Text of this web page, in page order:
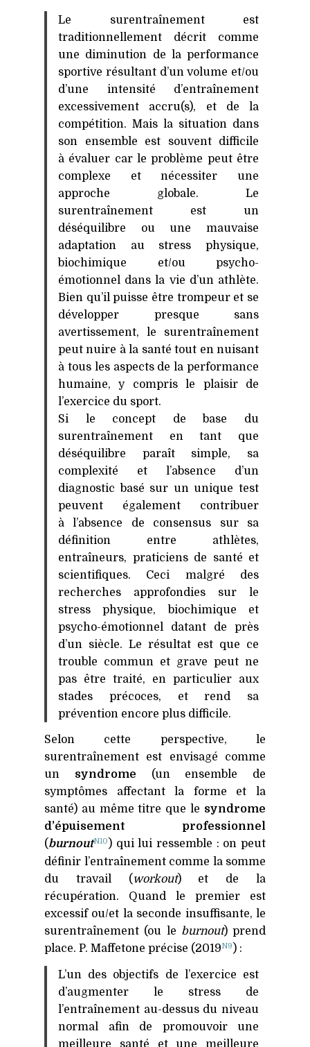
Le surentraînement est
traditionnellement décrit comme
une diminution de la performance
sportive résultant d’un volume et/ou
d’une intensité d’entraînement
excessivement accru(s), et de la
compétition. Mais la situation dans
son ensemble est souvent difficile
à évaluer car le problème peut être
complexe et nécessiter une
approche globale. Le
surentraînement est un
déséquilibre ou une mauvaise
adaptation au stress physique,
biochimique et/ou psycho-
émotionnel dans la vie d’un athlète.
Bien qu’il puisse être trompeur et se
développer presque sans
avertissement, le surentraînement
peut nuire à la santé tout en nuisant
à tous les aspects de la performance
humaine, y compris le plaisir de
l’exercice du sport.
Si le concept de base du
surentraînement en tant que
déséquilibre paraît simple, sa
complexité et l’absence d’un
diagnostic basé sur un unique test
peuvent également contribuer
à l’absence de consensus sur sa
définition entre athlètes,
entraîneurs, praticiens de santé et
scientifiques. Ceci malgré des
recherches approfondies sur le
stress physique, biochimique et
psycho-émotionnel datant de près
d’un siècle. Le résultat est que ce
trouble commun et grave peut ne
pas être traité, en particulier aux
stades précoces, et rend sa
prévention encore plus difficile.
Selon cette perspective, le
surentraînement est envisagé comme
un syndrome (un ensemble de
symptômes affectant la forme et la
santé) au même titre que le syndrome
d’épuisement professionnel
(burnoutN10 ) qui lui ressemble : on peut
définir l’entraînement comme la somme
du travail ( workout) et de la
récupération. Quand le premier est
excessif ou/et la seconde insuffisante, le
surentraînement (ou le burnout) prend
place. P. Maffetone précise (2019N9 ) :
L’un des objectifs de l’exercice est
d’augmenter le stress de
l’entraînement au-dessus du niveau
normal afin de promouvoir une
meilleure santé et une meilleure